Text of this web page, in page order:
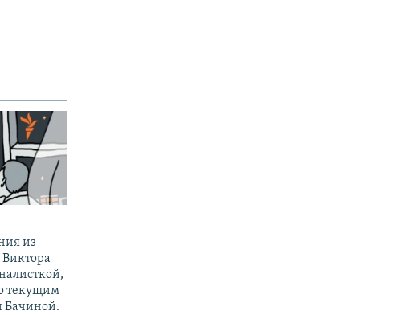
из
текущим
Бачиной.